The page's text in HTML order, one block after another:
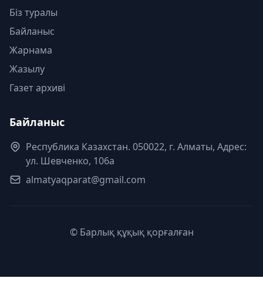
Біз туралы
Байланыс
Жарнама
Жазылу
Газет архиві
Байланыс
Республика Казахстан. 050022, г. Алматы, Адрес:
ул. Шевченко, 106а
almatyaqparat@gmail.com
© Барлық құқық қорғалған